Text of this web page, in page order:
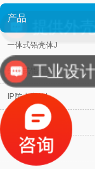
产品
一体式铝壳体J
分体式铝壳体H
IP防水壳体L
IP防水壳体M
挡板防护壳体K
工业设